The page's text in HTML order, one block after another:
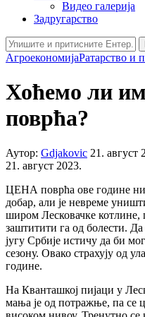
Видео галерија
Задругарство
АгроекономијаРатарство и
Хоћемо ли
поврћа?
Аутор: Gdjakovic 21. август
21. август 2023.
ЦЕНА поврћа ове године
добар, али је невреме
широм Лесковачке котлине,
заштитити га од болести.
југу Србије истичу да би
сезону. Овако страхују од
године.
На Кванташкој пијаци у
мања је од потражње, па се